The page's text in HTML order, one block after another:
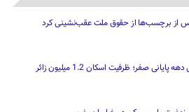
ترس از برچسب‌ها از حقوق ملت عقب‌نشینی کرد